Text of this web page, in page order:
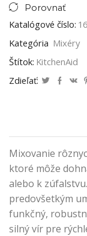
Porovnať
Katalógové číslo:
Kategória Mixéry
Štítok: KitchenAid
Zdieľať:
Mixovanie
ktoré môže
alebo k
predovšetkým
funkčný,
silný vír pre